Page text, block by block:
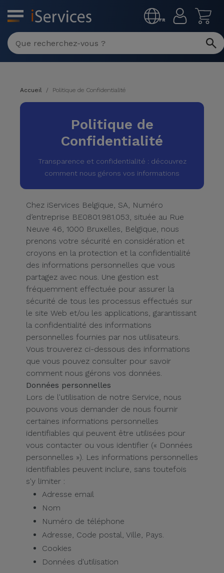
FR
MENU
Réparation
Multimarque
Causes de
Pannes
Macbook
Watch
Samsung
Xiaomi
Huawei
Oppo
OnePlus
Google
Dyson
TCL
Autres
Marques
tout
Reconditionnés
Reconditionnés
iPads
Reconditionnés
Apple Watch
Reconditionnés
Samsungs
Reconditionnés
iMacs
Reconditionnés
Consoles de
Jeux
Reconditionnées
Voir
tout
Nouveautés
Câbles
Adaptateurs
Coques et
Protections
d'Écran
Batteries
Externes
Ecouteurs
Enceintes
Montres
Connectées
Bracelets
Chaînes
Téléphone
Gadgets
Promotions
Reprises
Accueil Politique de Confidentialité
Politique de
Confidentialité
Transparence et confidentialité : découvrez
comment nous gérons vos informations
Chez iServices Belgique, SA, Numéro
d’entreprise BE0801.981.053, située au Rue
Neuve 46, 1000 Bruxelles, Belgique, nous
prenons votre sécurité en considération et
croyons en la protection et la confidentialité
des informations personnelles que vous
partagez avec nous. Une gestion est
fréquemment effectuée pour assurer la
sécurité de tous les processus effectués sur
le site Web et/ou les applications, garantissant
la confidentialité des informations
personnelles fournies par nos utilisateurs.
Vous trouverez ci-dessous des informations
que vous pouvez consulter pour savoir
comment nous gérons vos données.
Données personnelles
Lors de l'utilisation de notre Service, nous
pouvons vous demander de nous fournir
certaines informations personnelles
identifiables qui peuvent être utilisées pour
vous contacter ou vous identifier (« Données
personnelles »). Les informations personnelles
identifiables peuvent inclure, sans toutefois
s'y limiter :
Adresse email
Nom
Numéro de téléphone
Adresse, Code postal, Ville, Pays.
Cookies
Données d'utilisation